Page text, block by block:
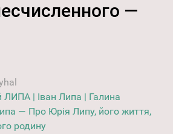
—
ЛИПА | Іван Липа | Галина
— Про Юрія Липу, його життя,
родину